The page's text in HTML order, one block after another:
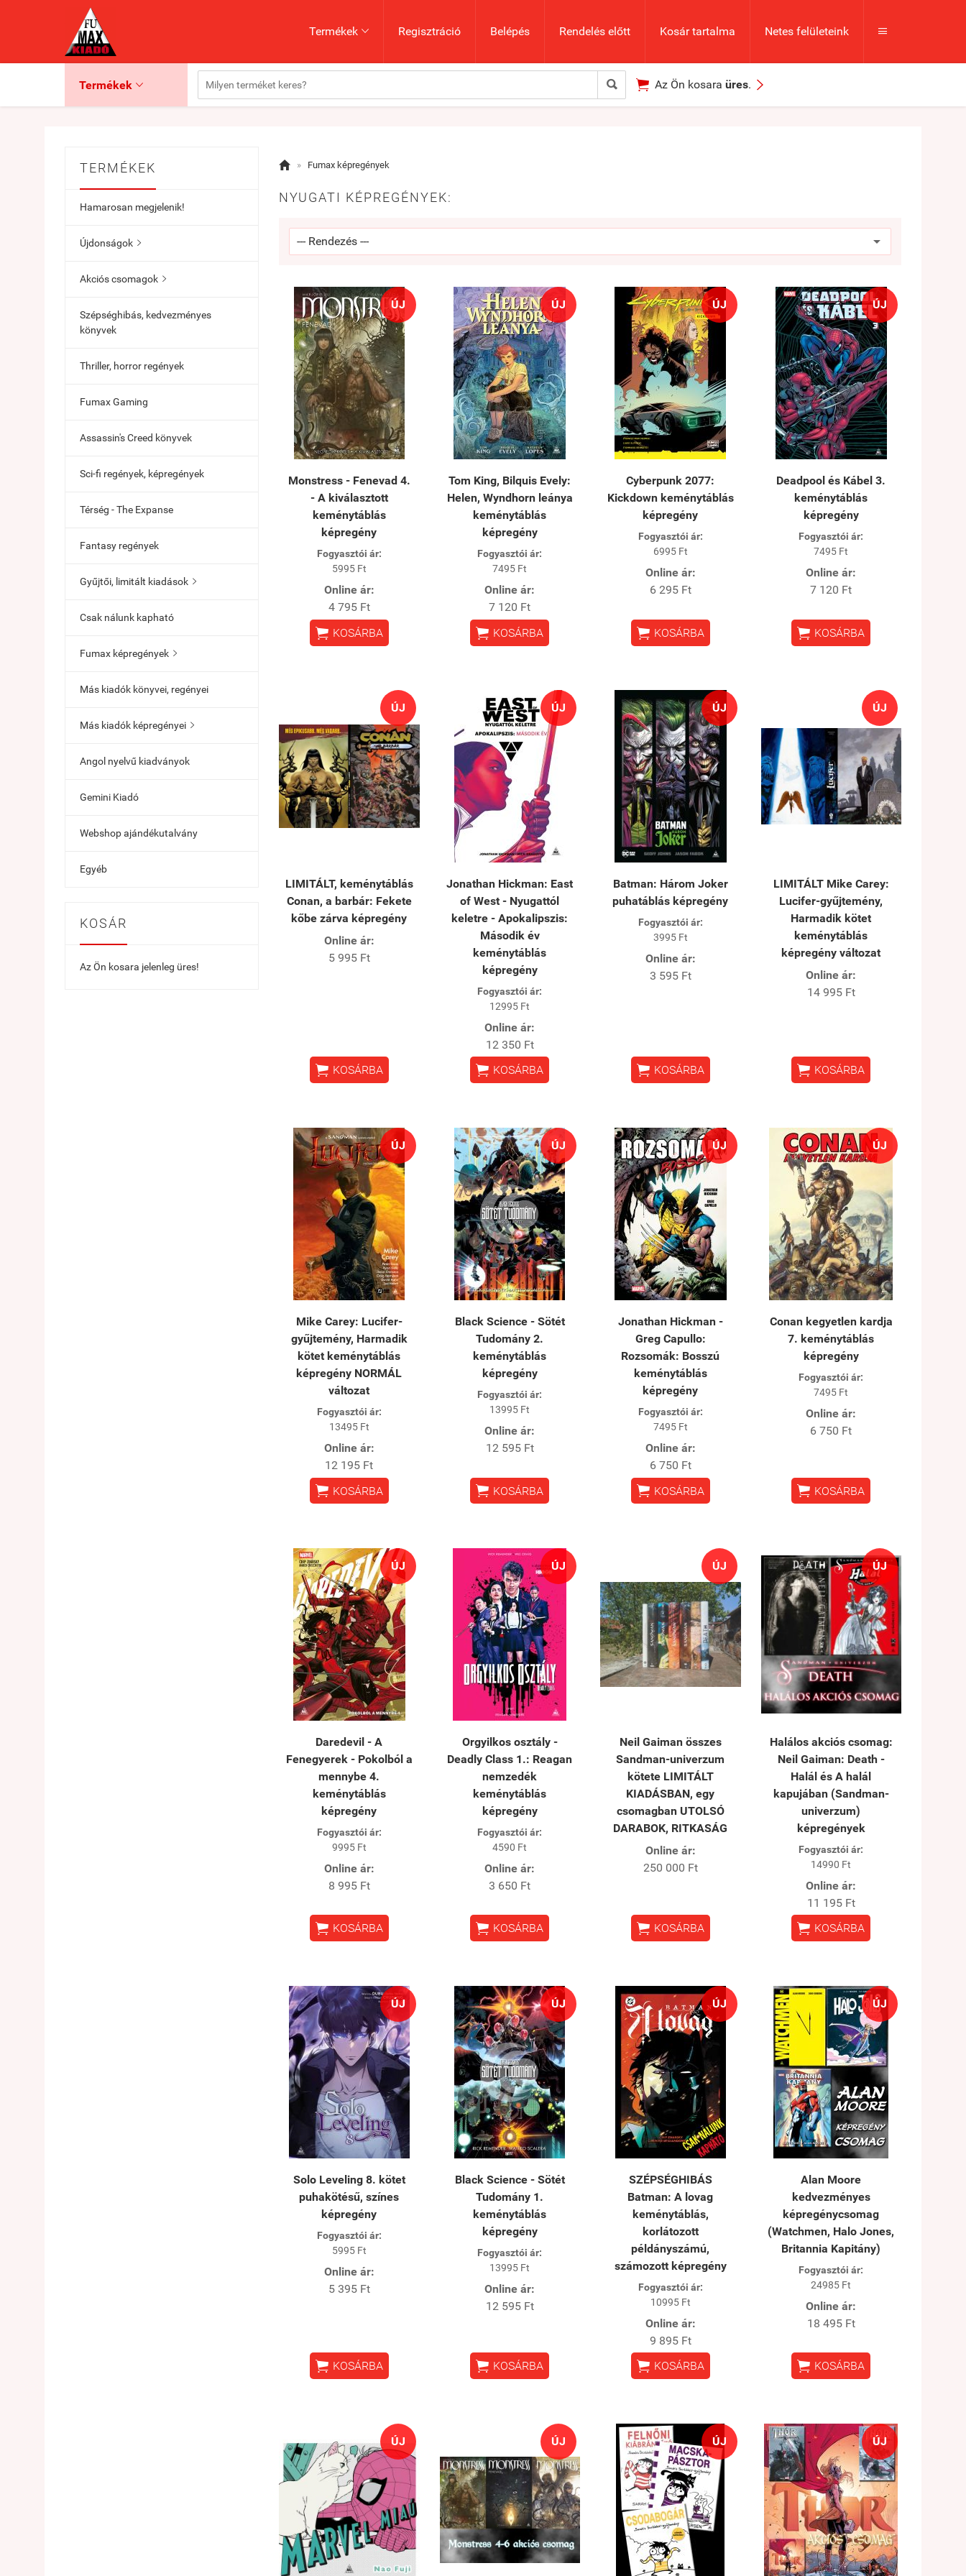
Termékek  Regisztráció Belépés Rendelés előtt Kosár tartalma Netes felületeink 
Termékek    Az Ön kosara üres. 
TERMÉKEK
Hamarosan megjelenik!
Újdonságok 
Akciós csomagok 
Szépséghibás, kedvezményes
könyvek
Thriller, horror regények
Fumax Gaming
Assassin's Creed könyvek
Sci-fi regények, képregények
Térség - The Expanse
Fantasy regények
Gyűjtői, limitált kiadások 
Csak nálunk kapható
Fumax képregények 
Más kiadók könyvei, regényei
Más kiadók képregényei 
Angol nyelvű kiadványok
Gemini Kiadó
Webshop ajándékutalvány
Egyéb
KOSÁR
Az Ön kosara jelenleg üres!
 » Fumax képregények
NYUGATI KÉPREGÉNYEK:
ÚJ
Monstress - Fenevad 4.
- A kiválasztott
keménytáblás
képregény
Fogyasztói ár:
5995 Ft
Online ár:
4 795 Ft
 KOSÁRBA
ÚJ
Tom King, Bilquis Evely:
Helen, Wyndhorn leánya
keménytáblás
képregény
Fogyasztói ár:
7495 Ft
Online ár:
7 120 Ft
 KOSÁRBA
ÚJ
Cyberpunk 2077:
Kickdown keménytáblás
képregény
Fogyasztói ár:
6995 Ft
Online ár:
6 295 Ft
 KOSÁRBA
ÚJ
Deadpool és Kábel 3.
keménytáblás
képregény
Fogyasztói ár:
7495 Ft
Online ár:
7 120 Ft
 KOSÁRBA
ÚJ
LIMITÁLT, keménytáblás
Conan, a barbár: Fekete
kőbe zárva képregény
Online ár:
5 995 Ft
 KOSÁRBA
ÚJ
Jonathan Hickman: East
of West - Nyugattól
keletre - Apokalipszis:
Második év
keménytáblás
képregény
Fogyasztói ár:
12995 Ft
Online ár:
12 350 Ft
 KOSÁRBA
ÚJ
Batman: Három Joker
puhatáblás képregény
Fogyasztói ár:
3995 Ft
Online ár:
3 595 Ft
 KOSÁRBA
ÚJ
LIMITÁLT Mike Carey:
Lucifer-gyűjtemény,
Harmadik kötet
keménytáblás
képregény változat
Online ár:
14 995 Ft
 KOSÁRBA
ÚJ
Mike Carey: Lucifer-
gyűjtemény, Harmadik
kötet keménytáblás
képregény NORMÁL
változat
Fogyasztói ár:
13495 Ft
Online ár:
12 195 Ft
 KOSÁRBA
ÚJ
Black Science - Sötét
Tudomány 2.
keménytáblás
képregény
Fogyasztói ár:
13995 Ft
Online ár:
12 595 Ft
 KOSÁRBA
ÚJ
Jonathan Hickman -
Greg Capullo:
Rozsomák: Bosszú
keménytáblás
képregény
Fogyasztói ár:
7495 Ft
Online ár:
6 750 Ft
 KOSÁRBA
ÚJ
Conan kegyetlen kardja
7. keménytáblás
képregény
Fogyasztói ár:
7495 Ft
Online ár:
6 750 Ft
 KOSÁRBA
ÚJ
Daredevil - A
Fenegyerek - Pokolból a
mennybe 4.
keménytáblás
képregény
Fogyasztói ár:
9995 Ft
Online ár:
8 995 Ft
 KOSÁRBA
ÚJ
Orgyilkos osztály -
Deadly Class 1.: Reagan
nemzedék
keménytáblás
képregény
Fogyasztói ár:
4590 Ft
Online ár:
3 650 Ft
 KOSÁRBA
ÚJ
Neil Gaiman összes
Sandman-univerzum
kötete LIMITÁLT
KIADÁSBAN, egy
csomagban UTOLSÓ
DARABOK, RITKASÁG
Online ár:
250 000 Ft
 KOSÁRBA
ÚJ
Halálos akciós csomag:
Neil Gaiman: Death -
Halál és A halál
kapujában (Sandman-
univerzum)
képregények
Fogyasztói ár:
14990 Ft
Online ár:
11 195 Ft
 KOSÁRBA
ÚJ
Solo Leveling 8. kötet
puhakötésű, színes
képregény
Fogyasztói ár:
5995 Ft
Online ár:
5 395 Ft
 KOSÁRBA
ÚJ
Black Science - Sötét
Tudomány 1.
keménytáblás
képregény
Fogyasztói ár:
13995 Ft
Online ár:
12 595 Ft
 KOSÁRBA
ÚJ
SZÉPSÉGHIBÁS
Batman: A lovag
keménytáblás,
korlátozott
példányszámú,
számozott képregény
Fogyasztói ár:
10995 Ft
Online ár:
9 895 Ft
 KOSÁRBA
ÚJ
Alan Moore
kedvezményes
képregénycsomag
(Watchmen, Halo Jones,
Britannia Kapitány)
Fogyasztói ár:
24985 Ft
Online ár:
18 495 Ft
 KOSÁRBA
ÚJ ÚJ ÚJ ÚJ